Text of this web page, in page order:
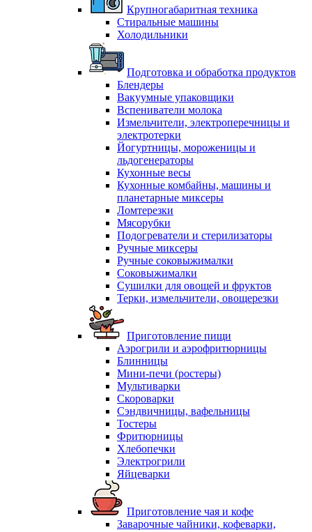
Крупногабаритная техника
Стиральные машины
Холодильники
Подготовка и обработка продуктов
Блендеры
Вакуумные упаковщики
Вспениватели молока
Измельчители, электроперечницы и
электротерки
Йогуртницы, мороженицы и
льдогенераторы
Кухонные весы
Кухонные комбайны, машины и
планетарные миксеры
Ломтерезки
Мясорубки
Подогреватели и стерилизаторы
Ручные миксеры
Ручные соковыжималки
Соковыжималки
Сушилки для овощей и фруктов
Терки, измельчители, овощерезки
Приготовление пищи
Аэрогрили и аэрофритюрницы
Блинницы
Мини-печи (ростеры)
Мультиварки
Скороварки
Сэндвичницы, вафельницы
Тостеры
Фритюрницы
Хлебопечки
Электрогрили
Яйцеварки
Приготовление чая и кофе
Заварочные чайники, кофеварки,